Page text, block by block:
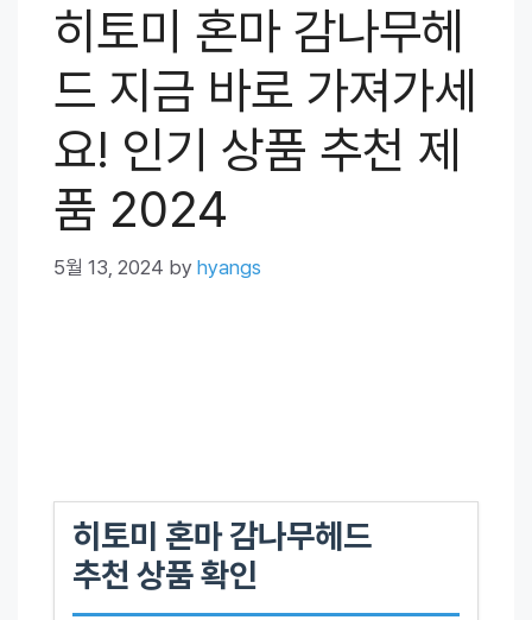
히토미 혼마 감나무헤
드 지금 바로 가져가세
요! 인기 상품 추천 제
품 2024
5월 13, 2024 by hyangs
히토미 혼마 감나무헤드
추천 상품 확인